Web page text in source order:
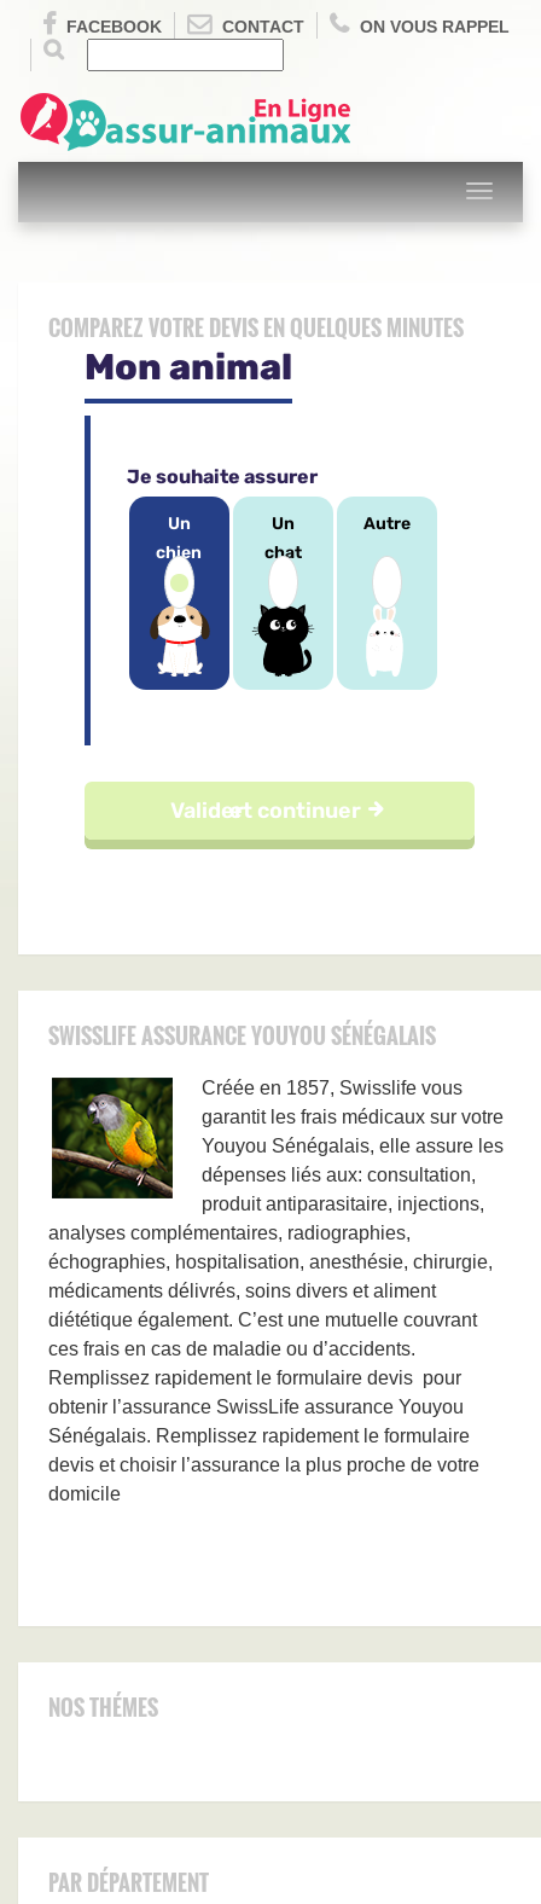
FACEBOOK CONTACT ON VOUS RAPPEL
Toggle
COMPAREZ VOTRE DEVIS EN QUELQUES MINUTES
SWISSLIFE ASSURANCE YOUYOU SÉNÉGALAIS
Créée en 1857, Swisslife vous
garantit les frais médicaux sur votre
Youyou Sénégalais, elle assure les
dépenses liés aux: consultation,
produit antiparasitaire, injections,
analyses complémentaires, radiographies,
échographies, hospitalisation, anesthésie, chirurgie,
médicaments délivrés, soins divers et aliment
diététique également. C’est une mutuelle couvrant
ces frais en cas de maladie ou d’accidents.
Remplissez rapidement le formulaire devis pour
obtenir l’assurance SwissLife assurance Youyou
Sénégalais. Remplissez rapidement le formulaire
devis et choisir l’assurance la plus proche de votre
domicile
NOS THÉMES
PAR DÉPARTEMENT